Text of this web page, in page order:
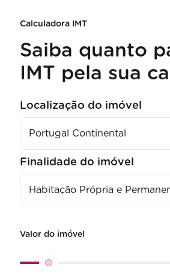
Calculadora IMT
Saiba quanto
IMT pela sua
Localização do imóvel
Portugal Continental
Finalidade do imóvel
Habitação Própria e
Valor do imóvel